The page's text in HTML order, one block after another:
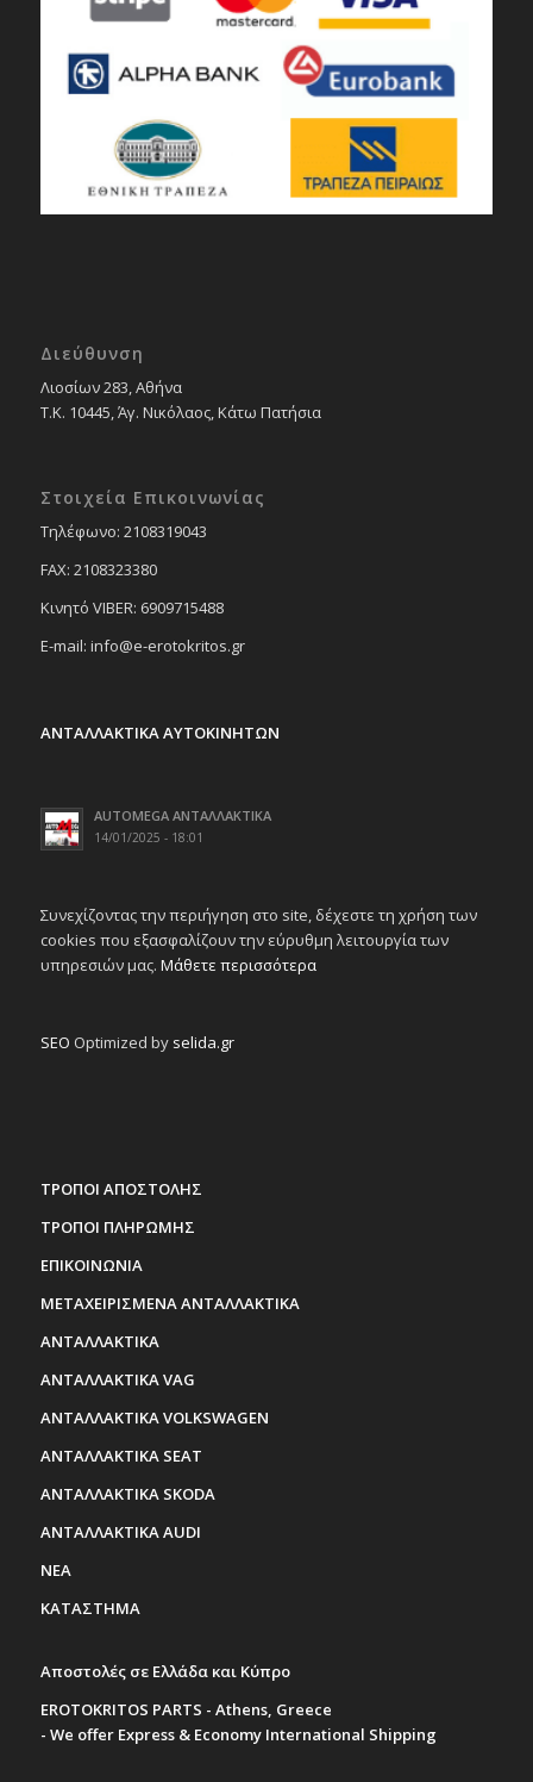
Διεύθυνση
Λιοσίων 283, Αθήνα
Τ.Κ. 10445, Άγ. Νικόλαος, Κάτω Πατήσια
Στοιχεία Επικοινωνίας
Tηλέφωνο: 2108319043
FAX: 2108323380
Κινητό VIBER: 6909715488
E-mail: info@e-erotokritos.gr
ΑΝΤΑΛΛΑΚΤΙΚΑ ΑΥΤΟΚΙΝΗΤΩΝ
AUTOMEGA ΑΝΤΑΛΛΑΚΤΙΚΑ
14/01/2025 - 18:01
Συνεχίζοντας την περιήγηση στο site, δέχεστε τη χρήση των
cookies που εξασφαλίζουν την εύρυθμη λειτουργία των
υπηρεσιών μας. Μάθετε περισσότερα
SEO Optimized by selida.gr
ΤΡΟΠΟΙ ΑΠΟΣΤΟΛΗΣ
ΤΡΟΠΟΙ ΠΛΗΡΩΜΗΣ
ΕΠΙΚΟΙΝΩΝΙΑ
ΜΕΤΑΧΕΙΡΙΣΜΕΝΑ ΑΝΤΑΛΛΑΚΤΙΚΑ
ΑΝΤΑΛΛΑΚΤΙΚΑ
ΑΝΤΑΛΛΑΚΤΙΚΑ VAG
ΑΝΤΑΛΛΑΚΤΙΚΑ VOLKSWAGEN
ΑΝΤΑΛΛΑΚΤΙΚΑ SEAT
ΑΝΤΑΛΛΑΚΤΙΚΑ SKODA
ΑΝΤΑΛΛΑΚΤΙΚΑ AUDI
ΝΕΑ
ΚΑΤΑΣΤΗΜΑ
Αποστολές σε Ελλάδα και Κύπρο
EROTOKRITOS PARTS - Athens, Greece
- We offer Express & Economy International Shipping